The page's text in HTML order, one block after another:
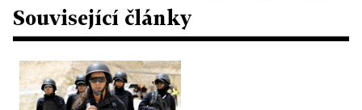
Související články